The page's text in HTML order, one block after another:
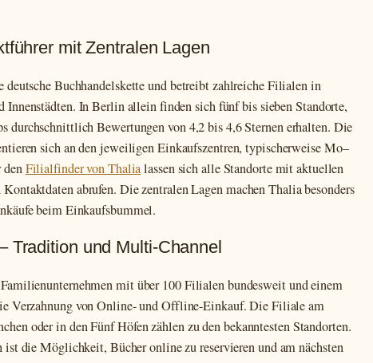
mit Zentralen Lagen
deutsche Buchhandelskette und betreibt zahlreiche Filialen in
Innenstädten. In Berlin allein finden sich fünf bis sieben Standorte,
durchschnittlich Bewertungen von 4,2 bis 4,6 Sternen erhalten. Die
sich an den jeweiligen Einkaufszentren, typischerweise Mo–
denFilialfinder von Thalialassen sich alle Standorte mit aktuellen
abrufen. Die zentralen Lagen machen Thalia besonders
beim Einkaufsbummel.
Tradition und Multi-Channel
mit über 100 Filialen bundesweit und einem
Verzahnung von Online- und Offline-Einkauf. Die Filiale am
oder in den Fünf Höfen zählen zu den bekanntesten Standorten.
ist die Möglichkeit, Bücher online zu reservieren und am nächsten